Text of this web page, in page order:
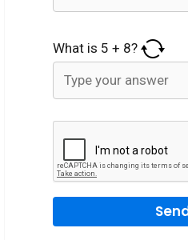
What is 5 + 8?